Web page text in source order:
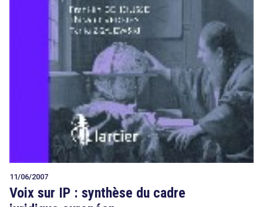
11/06/2007
Voix sur IP : synthèse du cadre